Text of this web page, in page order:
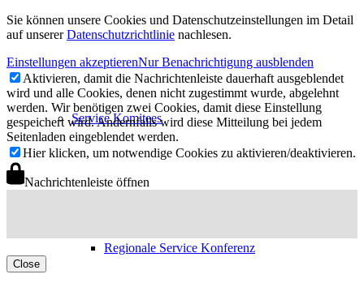
Service Komitees
Regionale Service Konferenz
Sie können unsere Cookies und Datenschutzeinstellungen im Detail
auf unsererDatenschutzrichtlinie nachlesen.
Einstellungen akzeptierenNur Benachrichtigung ausblenden
Aktivieren, damit die Nachrichtenleiste dauerhaft ausgeblendet
wird und alle Cookies, denen nicht zugestimmt wurde, abgelehnt
werden. Wir benötigen zwei Cookies, damit diese Einstellung
gespeichert wird. Andernfalls wird diese Mitteilung bei jedem
Seitenladen eingeblendet werden.
Hier klicken, um notwendige Cookies zu aktivieren/deaktivieren.
Nachrichtenleiste öffnen
Close